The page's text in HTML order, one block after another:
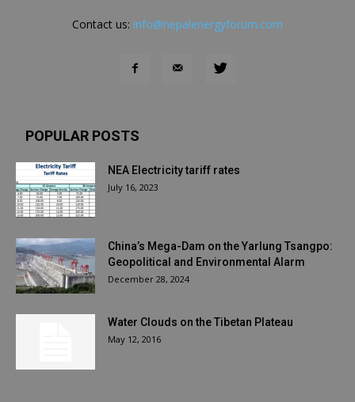
Contact us: info@nepalenergyforum.com
POPULAR POSTS
NEA Electricity tariff rates
July 16, 2023
China’s Mega-Dam on the Yarlung Tsangpo:
Geopolitical and Environmental Alarm
December 28, 2024
Water Clouds on the Tibetan Plateau
May 12, 2016